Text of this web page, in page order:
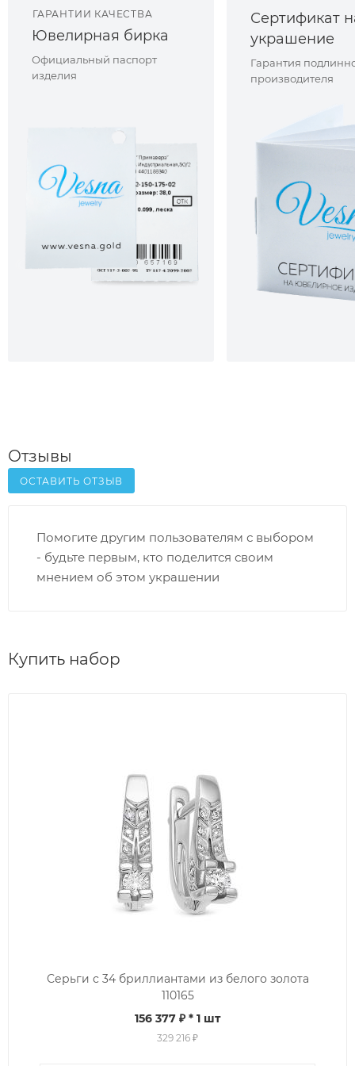
ГАРАНТИИ КАЧЕСТВА
Ювелирная бирка
Официальный паспорт
изделия
Сертификат
украшение
Гарантия
производителя
Отзывы
ОСТАВИТЬ ОТЗЫВ
Помогите другим пользователям с выбором
- будьте первым, кто поделится своим
мнением об этом украшении
Купить набор
Серьги с 34 бриллиантами из белого золота
110165
156 377 ₽ * 1 шт
329 216 ₽